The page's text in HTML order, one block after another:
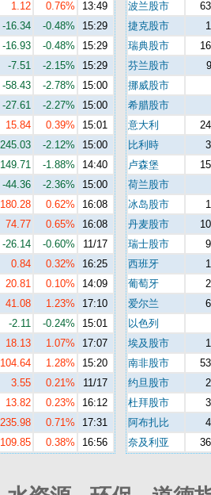
1.12 0.76%
13:49
-16.34 -0.48%
15:29
-16.93 -0.48%
15:29
-7.51 -2.15%
15:29
-58.43 -2.78%
15:00
-27.61 -2.27%
15:00
15.84 0.39%
15:01
-2.12%
15:00
-1.88%
14:40
-44.36 -2.36%
15:00
180.28 0.62%
16:08
74.77 0.65%
16:08
-26.14 -0.60%
11/17
0.84 0.32%
16:25
20.81 0.10%
14:09
41.08 1.23%
17:10
-2.11 -0.24%
15:01
18.13 1.07%
17:07
104.64 1.28%
15:20
3.55 0.21%
11/17
13.82 0.23%
16:12
235.98 0.71%
17:31
109.85 0.38% 16:56
波兰股市
捷克股市
瑞典股市
芬兰股市
挪威股市
希腊股市
意大利
比利時
卢森堡
荷兰股市
冰岛股市
丹麦股市
瑞士股市
西班牙
葡萄牙
爱尔兰
以色列
埃及股市
南非股市
约旦股市
杜拜股市
阿布扎比
奈及利亚